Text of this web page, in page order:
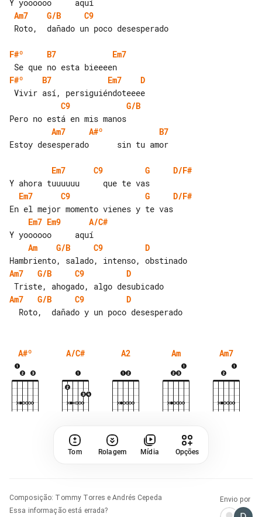
Am7
G/B
C9
F#º B7
Em7
F#º
B7 Em7
D
C9
G/B
Am7
A#º
B7
Estoy desesperado      sin tu amor
Em7 C9 G
D/F#
Em7
C9 G
D/F#
Em7 Em9
A/C#
Am
G/B C9
D
Am7
G/B C9
D
Am7
G/B C9
D
A#º A/C# A2 Am Am7
Tom Rolagem Mídia Opções
Composição: Tommy Torres e Andrés Cepeda
Essa informação está errada?
Envio por